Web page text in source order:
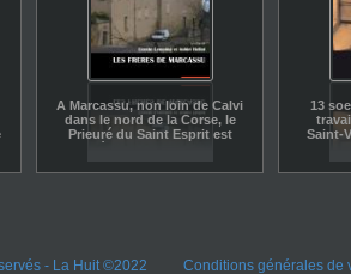
A Marcassu, non loin de Calvi
dans le nord de la Corse, le
Prieuré du Saint Esprit est
13
Saint-
fait
- La Huit ©2022 Conditions générales de